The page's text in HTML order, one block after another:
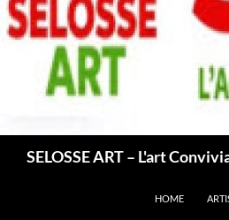
SELOSSE ART – L'art
HOME